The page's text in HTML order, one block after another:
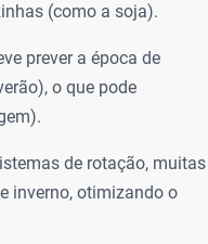
(como a soja).
prever a época de
o que pode
de rotação, muitas
inverno, otimizando o